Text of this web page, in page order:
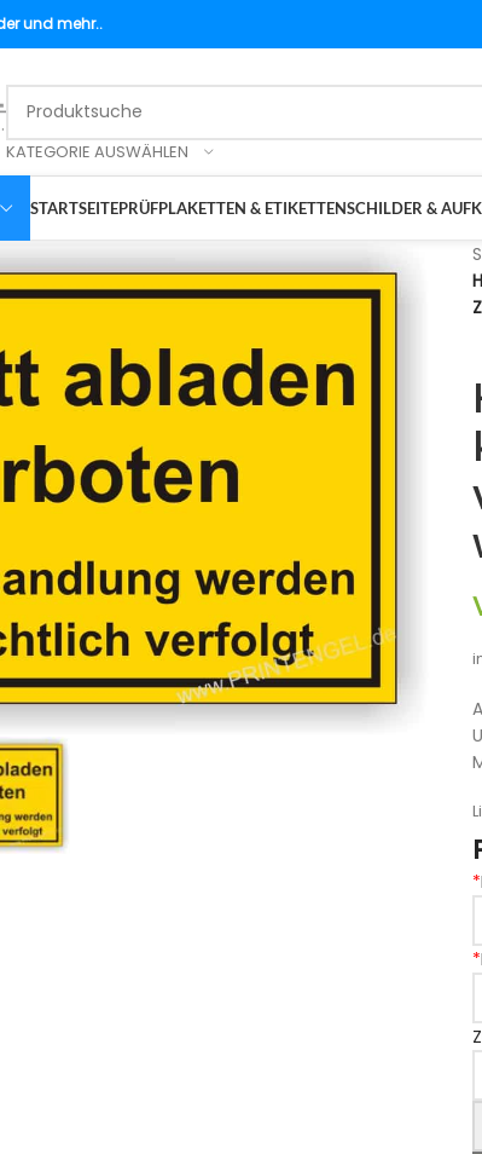
und mehr..
KATEGORIE AUSWÄHLEN
STARTSEITEPRÜFPLAKETTEN & ETIKETTENSCHILDER &
*
*